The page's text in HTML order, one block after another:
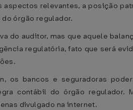
aspectos relevantes, a posição
órgão regulador.
do auditor, mas que aquele
regulatória, fato que será
os bancos e seguradoras
contábil do órgão
divulgado na internet.